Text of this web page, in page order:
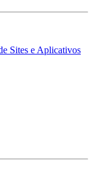
Sites e Aplicativos